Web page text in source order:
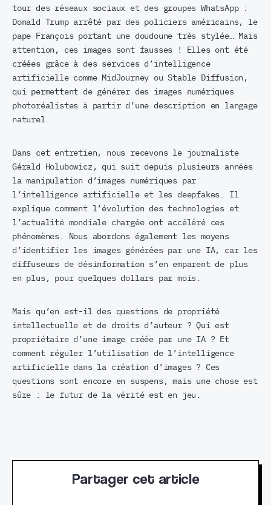
tour des réseaux sociaux et des groupes WhatsApp :
Donald Trump arrêté par des policiers américains, le
pape François portant une doudoune très stylée… Mais
attention, ces images sont fausses ! Elles ont été
créées grâce à des services d’intelligence
artificielle comme MidJourney ou Stable Diffusion,
qui permettent de générer des images numériques
photoréalistes à partir d’une description en langage
naturel.
Dans cet entretien, nous recevons le journaliste
Gérald Holubowicz, qui suit depuis plusieurs années
la manipulation d’images numériques par
l’intelligence artificielle et les deepfakes. Il
explique comment l’évolution des technologies et
l’actualité mondiale chargée ont accéléré ces
phénomènes. Nous abordons également les moyens
d’identifier les images générées par une IA, car les
diffuseurs de désinformation s’en emparent de plus
en plus, pour quelques dollars par mois.
Mais qu’en est-il des questions de propriété
intellectuelle et de droits d’auteur ? Qui est
propriétaire d’une image créée par une IA ? Et
comment réguler l’utilisation de l’intelligence
artificielle dans la création d’images ? Ces
questions sont encore en suspens, mais une chose est
sûre : le futur de la vérité est en jeu.
Partager cet article